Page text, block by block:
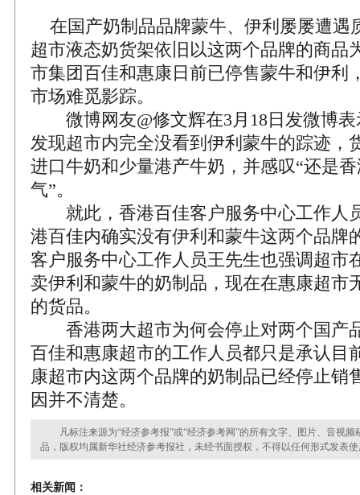
在国产奶制品品牌蒙牛、伊利屡屡遭遇
超市液态奶货架依旧以这两个品牌的商品
市集团百佳和惠康日前已停售蒙牛和伊利
市场难觅影踪。
微博网友@修文辉在3月18日发微博表
发现超市内完全没看到伊利蒙牛的踪迹，
进口牛奶和少量港产牛奶，并感叹“还是
气”。
就此，香港百佳客户服务中心工作人
港百佳内确实没有伊利和蒙牛这两个品牌
客户服务中心工作人员王先生也强调超市
卖伊利和蒙牛的奶制品，现在在惠康超市
的货品。
香港两大超市为何会停止对两个国产
百佳和惠康超市的工作人员都只是承认目
康超市内这两个品牌的奶制品已经停止销
因并不清楚。
凡标注来源为“经济参考报”或“经济参考网”的所有文字、图片、音视频
品，版权均属新华社经济参考报社，未经书面授权，不得以任何形式发表
相关新闻：